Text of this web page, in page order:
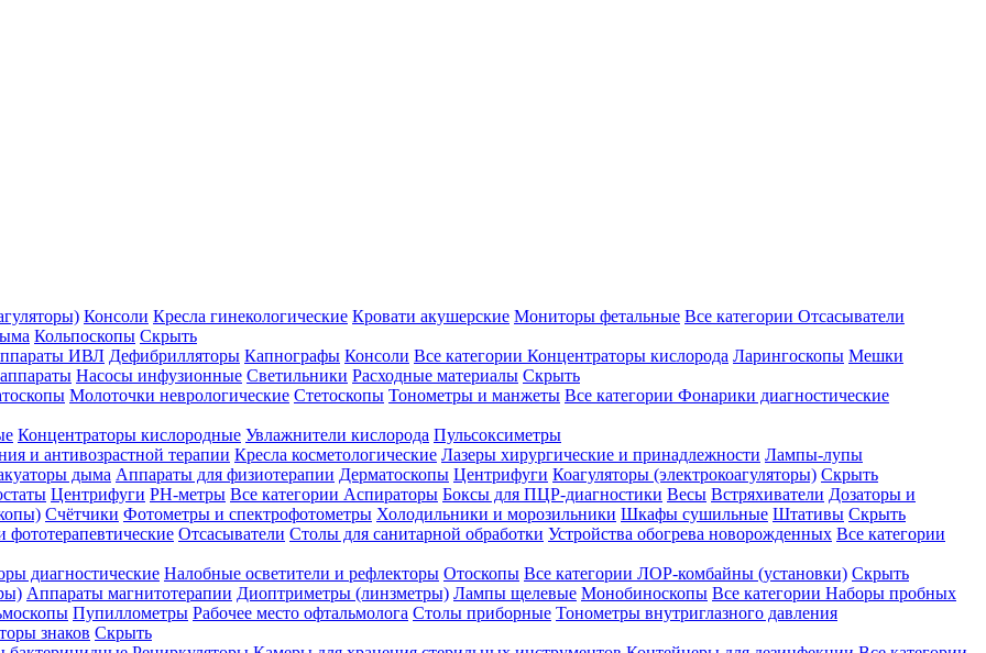
Консоли Кресла гинекологические Кровати акушерские Мониторы фетальные Все категории Отсасыватели
Кольпоскопы Скрыть
ИВЛ Дефибрилляторы Капнографы Консоли Все категории Концентраторы кислорода Ларингоскопы Мешки
Насосы инфузионные Светильники Расходные материалы Скрыть
Молоточки неврологические Стетоскопы Тонометры и манжеты Все категории Фонарики диагностические
Концентраторы кислородные Увлажнители кислорода Пульсоксиметры
и антивозрастной терапии Кресла косметологические Лазеры хирургические и принадлежности Лампы-лупы
дыма Аппараты для физиотерапии Дерматоскопы Центрифуги Коагуляторы (электрокоагуляторы) Скрыть
Центрифуги PH-метры Все категории Аспираторы Боксы для ПЦР-диагностики Весы Встряхиватели Дозаторы и
Счётчики Фотометры и спектрофотометры Холодильники и морозильники Шкафы сушильные Штативы Скрыть
фототерапевтические Отсасыватели Столы для санитарной обработки Устройства обогрева новорожденных Все категории
диагностические Налобные осветители и рефлекторы Отоскопы Все категории ЛОР-комбайны (установки) Скрыть
Аппараты магнитотерапии Диоптриметры (линзметры) Лампы щелевые Монобиноскопы Все категории Наборы пробных
Пупиллометры Рабочее место офтальмолога Столы приборные Тонометры внутриглазного давления
знаков Скрыть